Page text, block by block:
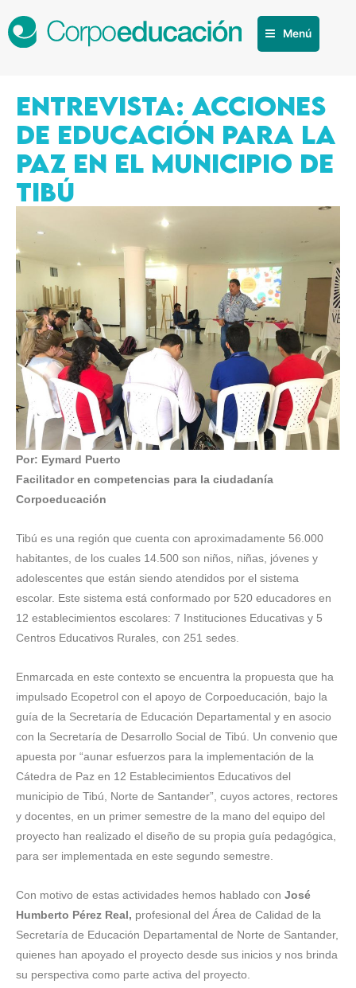
Menú
ENTREVISTA: ACCIONES
DE EDUCACIÓN PARA LA
PAZ EN EL MUNICIPIO DE
TIBÚ
Por: Eymard Puerto
Facilitador en competencias para la ciudadanía
Corpoeducación
Tibú es una región que cuenta con aproximadamente 56.000
habitantes, de los cuales 14.500 son niños, niñas, jóvenes y
adolescentes que están siendo atendidos por el sistema
escolar. Este sistema está conformado por 520 educadores en
12 establecimientos escolares: 7 Instituciones Educativas y 5
Centros Educativos Rurales, con 251 sedes.
Enmarcada en este contexto se encuentra la propuesta que ha
impulsado Ecopetrol con el apoyo de Corpoeducación, bajo la
guía de la Secretaría de Educación Departamental y en asocio
con la Secretaría de Desarrollo Social de Tibú. Un convenio que
apuesta por “aunar esfuerzos para la implementación de la
Cátedra de Paz en 12 Establecimientos Educativos del
municipio de Tibú, Norte de Santander”, cuyos actores, rectores
y docentes, en un primer semestre de la mano del equipo del
proyecto han realizado el diseño de su propia guía pedagógica,
para ser implementada en este segundo semestre.
Con motivo de estas actividades hemos hablado con José
Humberto Pérez Real, profesional del Área de Calidad de la
Secretaría de Educación Departamental de Norte de Santander,
quienes han apoyado el proyecto desde sus inicios y nos brinda
su perspectiva como parte activa del proyecto.